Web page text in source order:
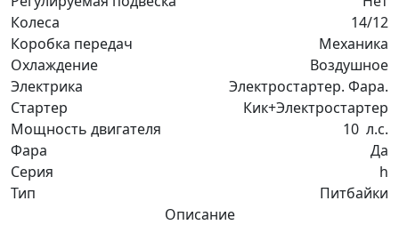
Описание
Колеса
14/12
Коробка передач
Механика
Охлаждение
Воздушное
Электрика
Электростартер. Фара.
Стартер
Кик+Электростартер
Мощность двигателя
10 л.с.
Фара
Да
Серия
h
Тип
Питбайки